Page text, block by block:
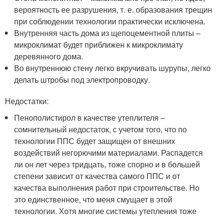
вероятность ее разрушения, т. е. образования трещин
при соблюдении технологии практически исключена.
Внутренняя часть дома из щепоцементной плиты –
микроклимат будет приближен к микроклимату
деревянного дома.
Во внутреннюю стену легко вкручивать шурупы, легко
делать штробы под электропроводку.
Недостатки:
Пенополистирол в качестве утеплителя –
сомнительный недостаток, с учетом того, что по
технологии ППС будет защищен от внешних
воздействий негорючими материалами. Распадется
ли он лет через тридцать, тоже спорно и в большей
степени зависит от качества самого ППС и от
качества выполнения работ при строительстве. Но
это единственное, что меня смущает в этой
технологии. Хотя многие системы утепления тоже